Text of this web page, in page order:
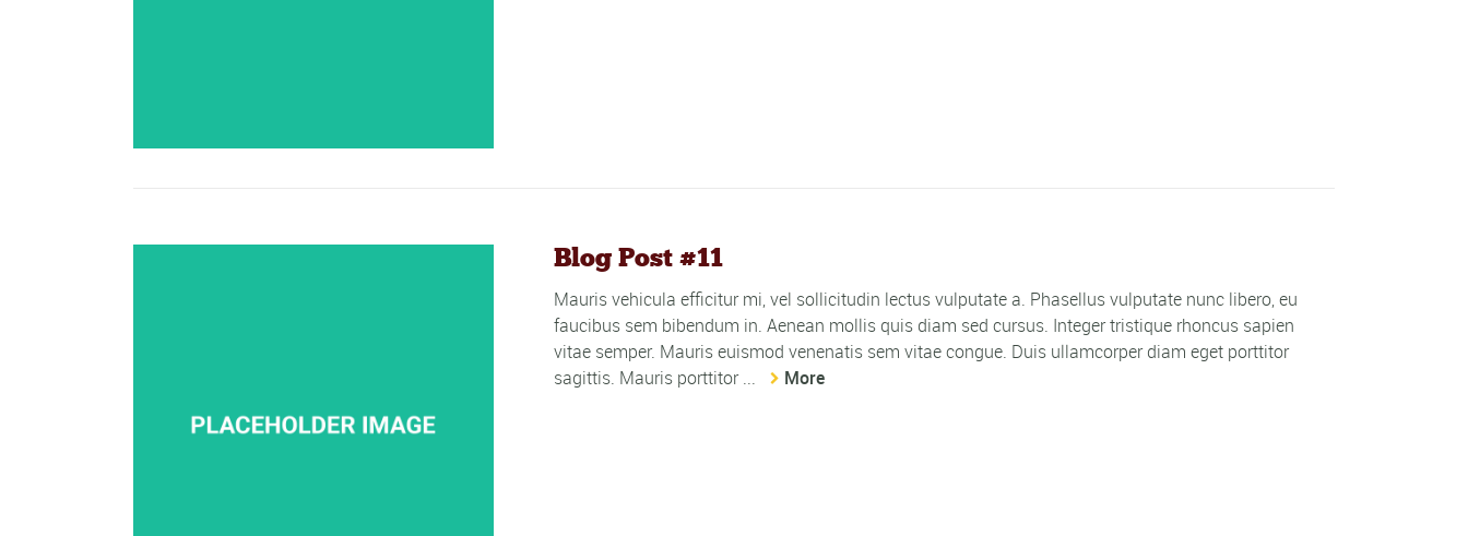
Blog Post #11
Mauris vehicula efficitur mi, vel sollicitudin lectus vulputate a. Phasellus vulputate nunc libero, eu
faucibus sem bibendum in. Aenean mollis quis diam sed cursus. Integer tristique rhoncus sapien
vitae semper. Mauris euismod venenatis sem vitae congue. Duis ullamcorper diam eget porttitor
sagittis. Mauris porttitor ...
More